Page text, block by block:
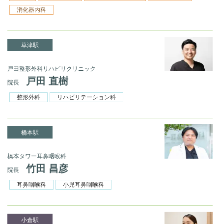
消化器内科
草津駅
戸田整形外科リハビリクリニック
院長
戸田 直樹
整形外科 リハビリテーション科
橋本駅
橋本タワー耳鼻咽喉科
院長
竹田 昌彦
耳鼻咽喉科 小児耳鼻咽喉科
小倉駅